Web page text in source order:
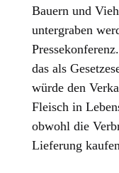
Bauern und
untergraben
Pressekonferenz.
das als
würde den
Fleisch in
obwohl die
Lieferung